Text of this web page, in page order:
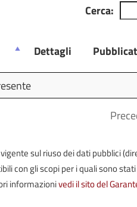
Cerca:
Dettagli
sul riuso dei dati pubblici
con gli scopi per i quali sono
informazionivedi il sito del